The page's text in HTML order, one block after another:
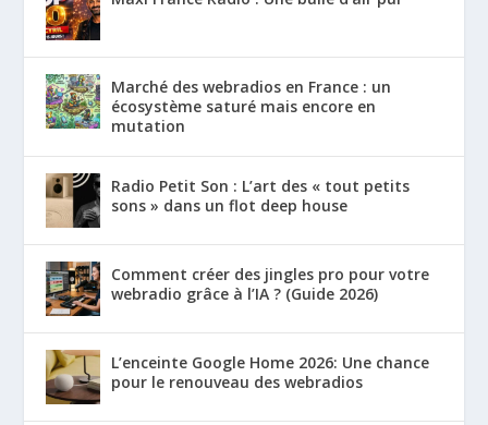
Marché des webradios en France : un
écosystème saturé mais encore en
mutation
Radio Petit Son : L’art des « tout petits
sons » dans un flot deep house
Comment créer des jingles pro pour votre
webradio grâce à l’IA ? (Guide 2026)
L’enceinte Google Home 2026: Une chance
pour le renouveau des webradios